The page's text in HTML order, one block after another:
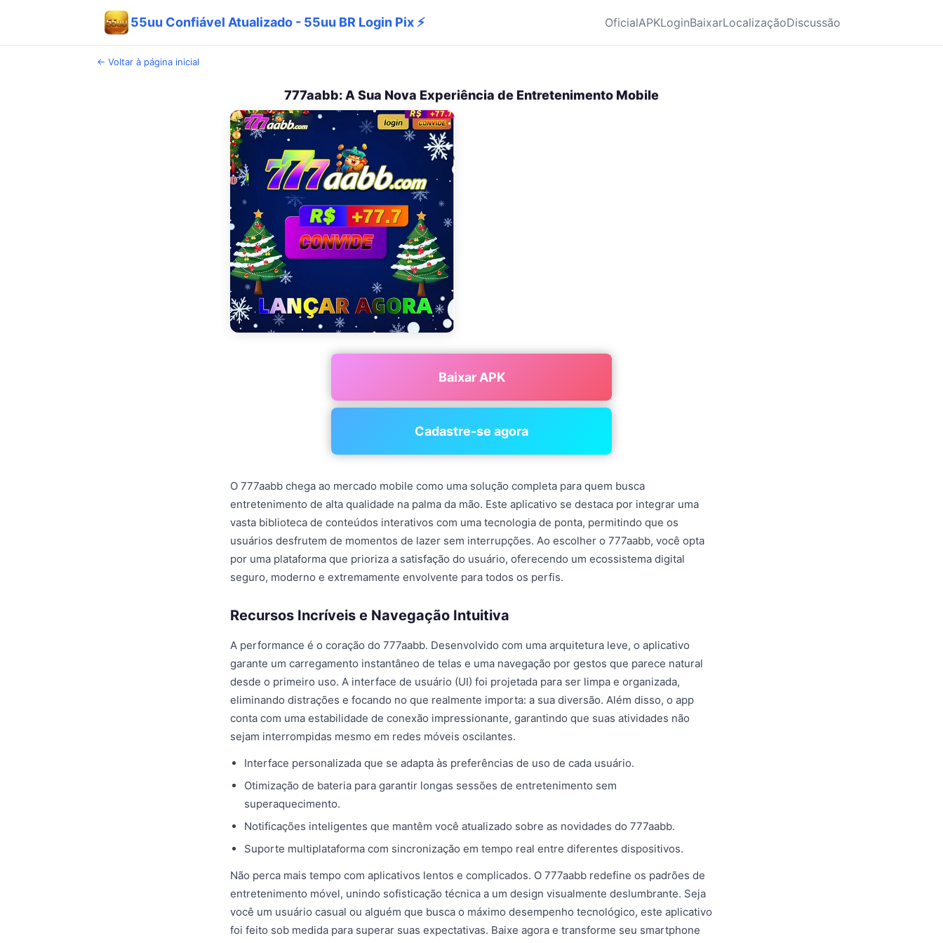
55uu Confiável Atualizado - 55uu BR Login Pix ⚡ OficialAPKLoginBaixarLocalizaçãoDiscussão
← Voltar à página inicial
777aabb: A Sua Nova Experiência de Entretenimento Mobile
Baixar APK
Cadastre-se agora
O 777aabb chega ao mercado mobile como uma solução completa para quem busca
entretenimento de alta qualidade na palma da mão. Este aplicativo se destaca por integrar uma
vasta biblioteca de conteúdos interativos com uma tecnologia de ponta, permitindo que os
usuários desfrutem de momentos de lazer sem interrupções. Ao escolher o 777aabb, você opta
por uma plataforma que prioriza a satisfação do usuário, oferecendo um ecossistema digital
seguro, moderno e extremamente envolvente para todos os perfis.
Recursos Incríveis e Navegação Intuitiva
A performance é o coração do 777aabb. Desenvolvido com uma arquitetura leve, o aplicativo
garante um carregamento instantâneo de telas e uma navegação por gestos que parece natural
desde o primeiro uso. A interface de usuário (UI) foi projetada para ser limpa e organizada,
eliminando distrações e focando no que realmente importa: a sua diversão. Além disso, o app
conta com uma estabilidade de conexão impressionante, garantindo que suas atividades não
sejam interrompidas mesmo em redes móveis oscilantes.
Interface personalizada que se adapta às preferências de uso de cada usuário.
Otimização de bateria para garantir longas sessões de entretenimento sem
superaquecimento.
Notificações inteligentes que mantêm você atualizado sobre as novidades do 777aabb.
Suporte multiplataforma com sincronização em tempo real entre diferentes dispositivos.
Não perca mais tempo com aplicativos lentos e complicados. O 777aabb redefine os padrões de
entretenimento móvel, unindo sofisticação técnica a um design visualmente deslumbrante. Seja
você um usuário casual ou alguém que busca o máximo desempenho tecnológico, este aplicativo
foi feito sob medida para superar suas expectativas. Baixe agora e transforme seu smartphone